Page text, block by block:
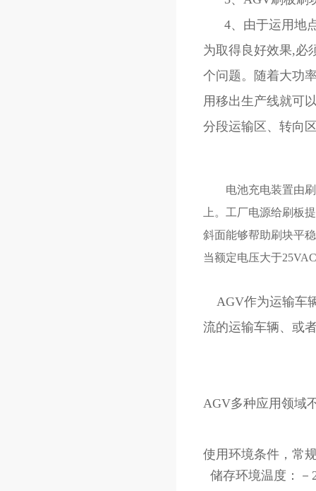
4、由于运用地
为取得良好效果,必
个问题。随着大功
用移出生产线就可
分段运输区、转向
电池充电装置由刷
上。工厂电源给刷板
斜面能够帮助刷块平
当额定电压大于
AGV作为运输车
流的运输车辆、或
AGV多种应用领域
使用环境条件，常